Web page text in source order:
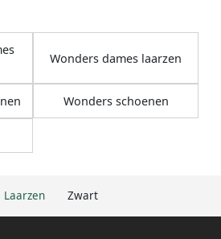
Laarzen Zwart
Wonders dames laarzen
Wonders schoenen